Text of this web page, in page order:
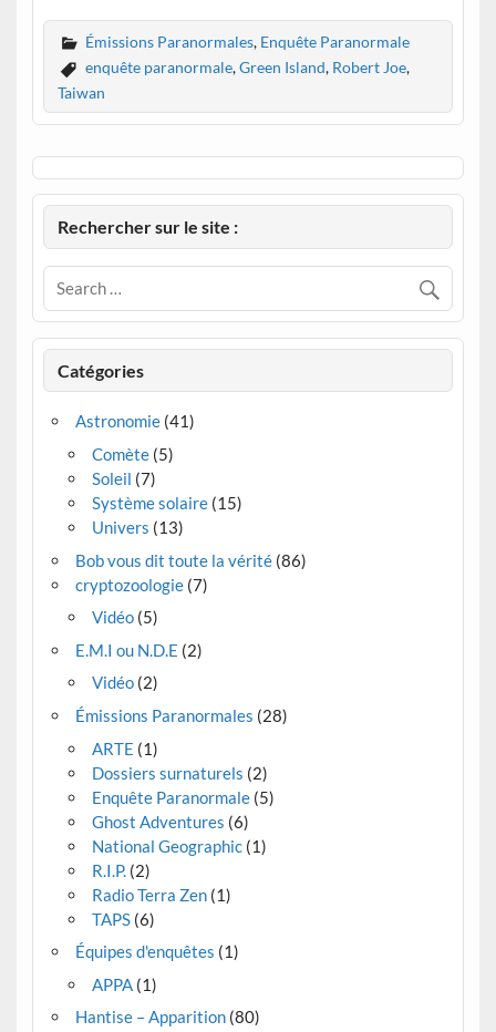
Émissions Paranormales, Enquête Paranormale
enquête paranormale,Green Island, Robert Joe,
Taiwan
Rechercher sur le site :
Catégories
Astronomie(41)
Comète(5)
Soleil (7)
Système solaire(15)
Univers (13)
Bob vous dit toute la vérité(86)
cryptozoologie(7)
Vidéo(5)
E.M.I ou N.D.E (2)
Vidéo(2)
Émissions Paranormales (28)
ARTE (1)
Dossiers surnaturels (2)
Enquête Paranormale(5)
Ghost Adventures (6)
National Geographic(1)
R.I.P. (2)
Radio Terra Zen(1)
TAPS(6)
Équipes d'enquêtes (1)
APPA(1)
Hantise – Apparition(80)